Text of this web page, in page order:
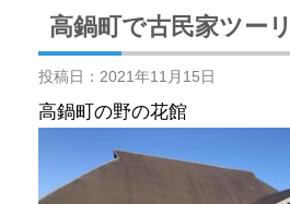
高鍋町で古民家ツー
投稿日： 2021年11月15日
高鍋町の野の花館